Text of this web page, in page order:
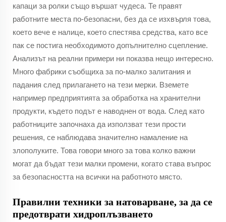
капаци за ролки също вършат чудеса. Те правят
работните места по-безопасни, без да се изхвърля това,
което вече е налице, което спестява средства, като все
пак се постига необходимото допълнително сцепление.
Анализът на реални примери ни показва нещо интересно.
Много фабрики съобщиха за по-малко залитания и
падания след прилагането на тези мерки. Вземете
например предприятията за обработка на хранителни
продукти, където подът е наводнен от вода. След като
работниците започнаха да използват тези прости
решения, се наблюдава значително намаление на
злополуките. Това говори много за това колко важни
могат да бъдат тези малки промени, когато става въпрос
за безопасността на всички на работното място.
Правилни техники за натоварване, за да се
предотврати хидроплъзването